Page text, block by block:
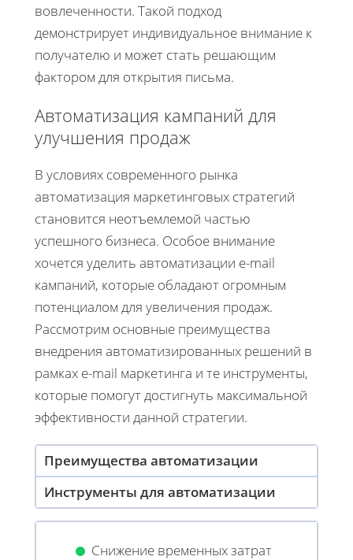
вовлеченности. Такой подход
демонстрирует индивидуальное внимание к
получателю и может стать решающим
фактором для открытия письма.
Автоматизация кампаний для
улучшения продаж
В условиях современного рынка
автоматизация маркетинговых стратегий
становится неотъемлемой частью
успешного бизнеса. Особое внимание
хочется уделить автоматизации e-mail
кампаний, которые обладают огромным
потенциалом для увеличения продаж.
Рассмотрим основные преимущества
внедрения автоматизированных решений в
рамках e-mail маркетинга и те инструменты,
которые помогут достигнуть максимальной
эффективности данной стратегии.
Преимущества автоматизации
Инструменты для автоматизации
Снижение временных затрат